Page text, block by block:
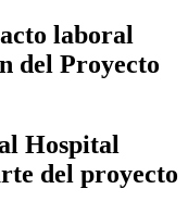
laboral
del Proyecto
Hospital
del proyecto